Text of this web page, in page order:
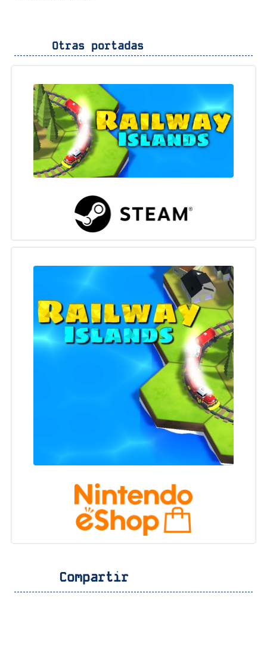
Otras portadas
Compartir